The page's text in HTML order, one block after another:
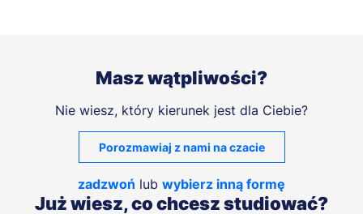
Masz wątpliwości?
Nie wiesz, który kierunek jest dla Ciebie?
Porozmawiaj z nami na czacie
zadzwoń lub wybierz inną formę
Już wiesz, co chcesz studiować?